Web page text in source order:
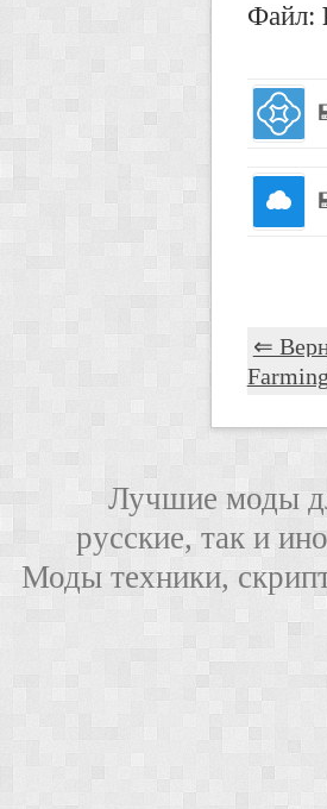
Файл:
⇐
Лучшие моды
русские, так и
Моды техники,